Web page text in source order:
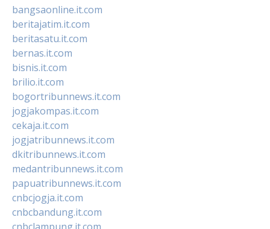
bangsaonline.it.com
beritajatim.it.com
beritasatu.it.com
bernas.it.com
bisnis.it.com
brilio.it.com
bogortribunnews.it.com
jogjakompas.it.com
cekaja.it.com
jogjatribunnews.it.com
dkitribunnews.it.com
medantribunnews.it.com
papuatribunnews.it.com
cnbcjogja.it.com
cnbcbandung.it.com